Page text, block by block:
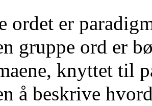
ordet er
gruppe ord er
knyttet til
å beskrive